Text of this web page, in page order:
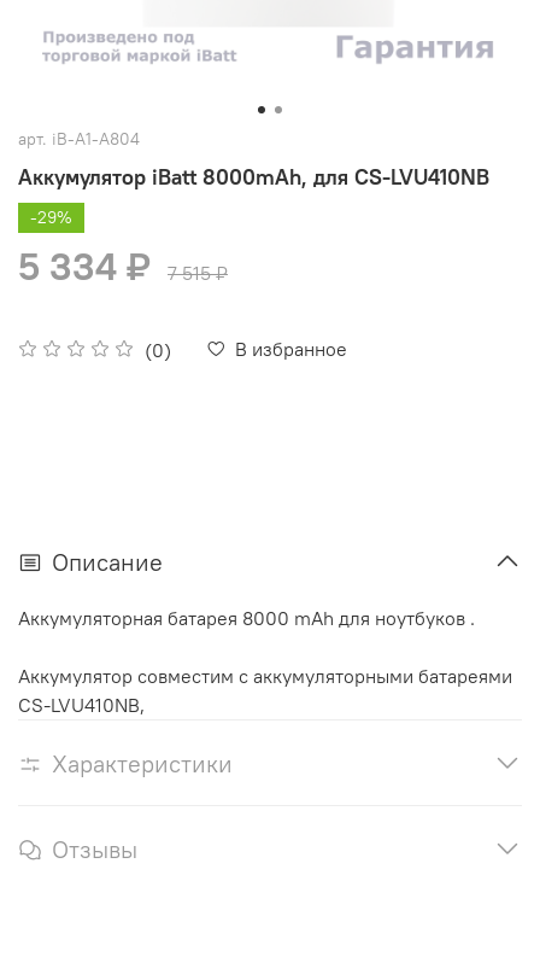
арт. iB-A1-A804
Аккумулятор iBatt 8000mAh, для CS-LVU410NB
(0) В избранное
-29%
5 334 ₽ 7 515 ₽
Описание
Аккумуляторная батарея 8000 mAh для ноутбуков .
Аккумулятор cовместим с аккумуляторными батареями
CS-LVU410NB,
Характеристики
Отзывы